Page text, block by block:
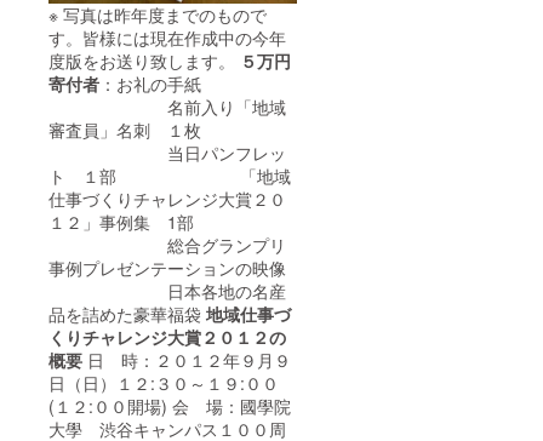
※ 写真は昨年度までのもので
す。皆様には現在作成中の今年
度版をお送り致します。
５万円
寄付者 ：お礼の手紙
名前入り「地域
審査員」名刺 １枚
当日パンフレッ
ト １部 「地域
仕事づくりチャレンジ大賞２０
１２」事例集 1部
総合グランプリ
事例プレゼンテーションの映像
日本各地の名産
品を詰めた豪華福袋 地域仕事づ
くりチャレンジ大賞２０１２の
概要 日 時：２０１２年９月９
日（日）１２:３０～１９:００
(１２:００開場) 会 場：國學院
大學 渋谷キャンパス１００周